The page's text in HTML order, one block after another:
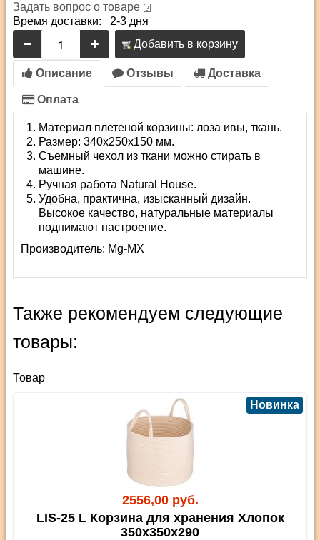
Задать вопрос о товаре
Время доставки: 2-3 дня
Добавить в корзину
Описание Отзывы Доставка
Оплата
Материал плетеной корзины: лоза ивы, ткань.
Размер: 340х250х150 мм.
Съемный чехол из ткани можно стирать в
машине.
Ручная работа Natural House.
Удобна, практична, изысканный дизайн.
Высокое качество, натуральные материалы
поднимают настроение.
Производитель: Mg-MX
Также рекомендуем следующие
товары:
Товар
2556,00 руб.
Новинка
LIS-25 L Корзина для хранения Хлопок
350х350х290